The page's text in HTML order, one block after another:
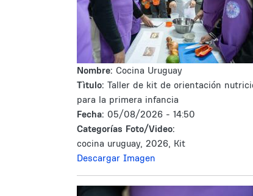
Nombre: Cocina Uruguay
Tìtulo: Taller de kit de orientación
para la primera infancia
Fecha: 05/08/2026 - 14:50
Categorías Foto/Video:
cocina uruguay, 2026, Kit
Descargar Imagen